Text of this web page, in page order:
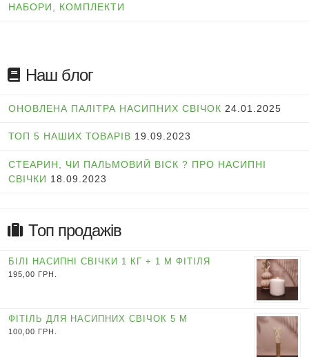
НАБОРИ, КОМПЛЕКТИ
Наш блог
ОНОВЛЕНА ПАЛІТРА НАСИПНИХ СВІЧОК 24.01.2025
ТОП 5 НАШИХ ТОВАРІВ 19.09.2023
СТЕАРИН, ЧИ ПАЛЬМОВИЙ ВІСК ? ПРО НАСИПНІ
СВІЧКИ 18.09.2023
Топ продажів
БІЛІ НАСИПНІ СВІЧКИ 1 КГ + 1 М ФІТІЛЯ
195,00 ГРН.
ФІТІЛЬ ДЛЯ НАСИПНИХ СВІЧОК 5 М
100,00 ГРН.